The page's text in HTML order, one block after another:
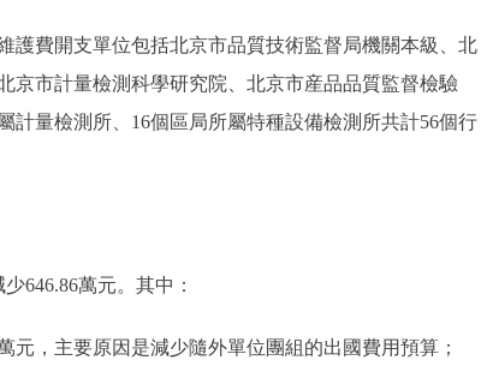
費開支單位包括北京市品質技術監督局機關本級、北
京市計量檢測科學研究院、北京市産品品質監督檢驗
計量檢測所、16個區局所屬特種設備檢測所共計56個行
646.86萬元。其中：
，主要原因是減少隨外單位團組的出國費用預算；